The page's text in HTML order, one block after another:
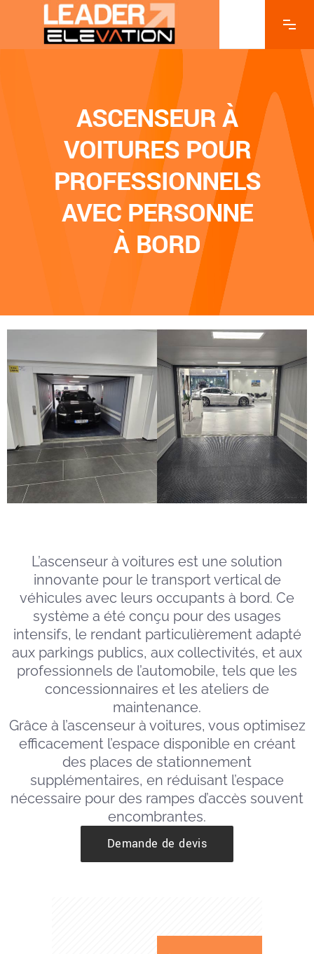
ASCENSEUR À
VOITURES POUR
PROFESSIONNELS
AVEC PERSONNE
À BORD
L’ascenseur à voitures est une solution
innovante pour le transport vertical de
véhicules avec leurs occupants à bord. Ce
système a été conçu pour des usages
intensifs, le rendant particulièrement adapté
aux parkings publics, aux collectivités, et aux
professionnels de l’automobile, tels que les
concessionnaires et les ateliers de
maintenance.
Grâce à l’ascenseur à voitures, vous optimisez
efficacement l’espace disponible en créant
des places de stationnement
supplémentaires, en réduisant l’espace
nécessaire pour des rampes d’accès souvent
encombrantes.
Demande de devis